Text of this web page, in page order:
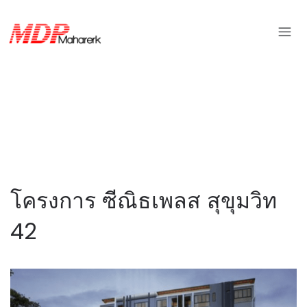
โครงการ ซีณิธเพลส สุขุมวิท
42